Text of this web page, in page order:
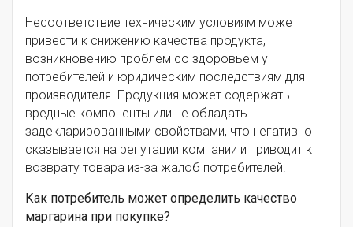
Несоответствие техническим условиям может
привести к снижению качества продукта,
возникновению проблем со здоровьем у
потребителей и юридическим последствиям для
производителя. Продукция может содержать
вредные компоненты или не обладать
задекларированными свойствами, что негативно
сказывается на репутации компании и приводит к
возврату товара из-за жалоб потребителей.
Как потребитель может определить качество
маргарина при покупке?